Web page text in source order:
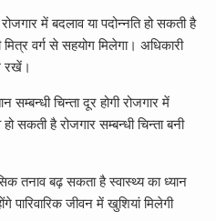
में बदलाव या पदोन्नति हो सकती है
मित्र वर्ग से सहयोग मिलेगा। अधिकारी
रखें।
चिन्ता दूर होगी रोजगार में
सकती है रोजगार सम्बन्धी चिन्ता बनी
तनाव बढ़ सकता है स्वास्थ्य का ध्यान
जीवन में खुशियां मिलेगी